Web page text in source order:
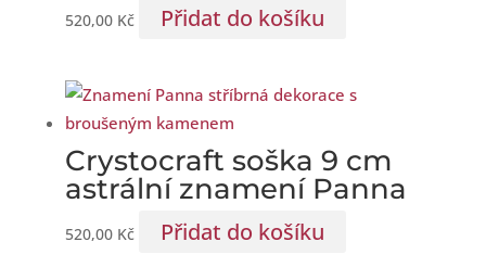
520,00 Kč Přidat do košíku
Crystocraft soška 9 cm
astrální znamení Panna
520,00 Kč Přidat do košíku